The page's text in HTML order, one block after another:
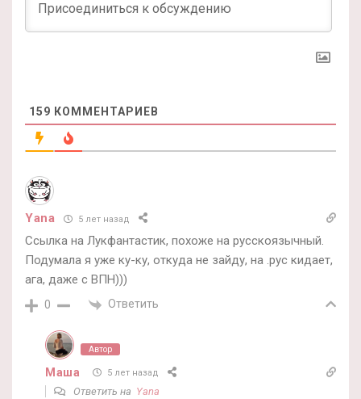
159 КОММЕНТАРИЕВ
Yana 5 лет назад
Ссылка на Лукфантастик, похоже на русскоязычный.
Подумала я уже ку-ку, откуда не зайду, на .рус кидает,
ага, даже с ВПН)))
0 Ответить
Автор
Маша 5 лет назад
Ответить на Yana